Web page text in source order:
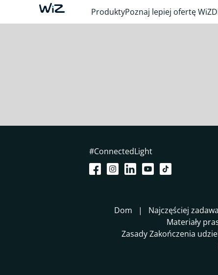
ProduktyPoznaj lepiej ofertę WiZ
#ConnectedLight
Dom Najczęściej
Materiały
Zasady Zakończenia